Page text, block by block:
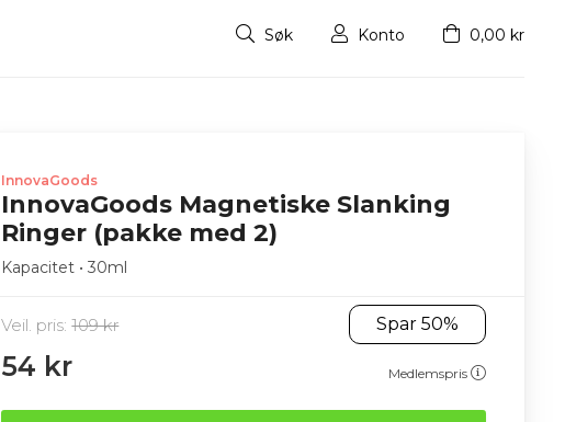
Søk Konto 0,00 kr
InnovaGoods
InnovaGoods Magnetiske Slanking
Ringer (pakke med 2)
Kapacitet • 30ml
Veil. pris:109 kr Spar 50%
54 kr Medlemspris